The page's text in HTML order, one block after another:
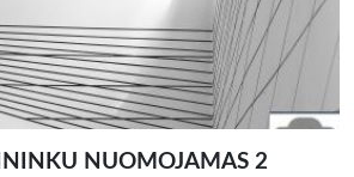
NUOMOJAMAS 2